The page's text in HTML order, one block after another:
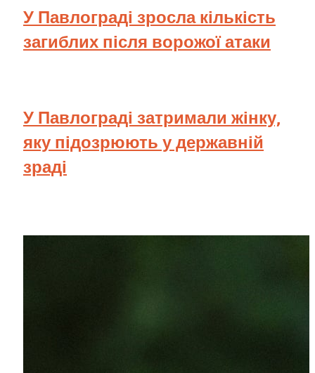
У Павлограді зросла кількість
загиблих після ворожої атаки
У Павлограді затримали жінку,
яку підозрюють у державній
зраді